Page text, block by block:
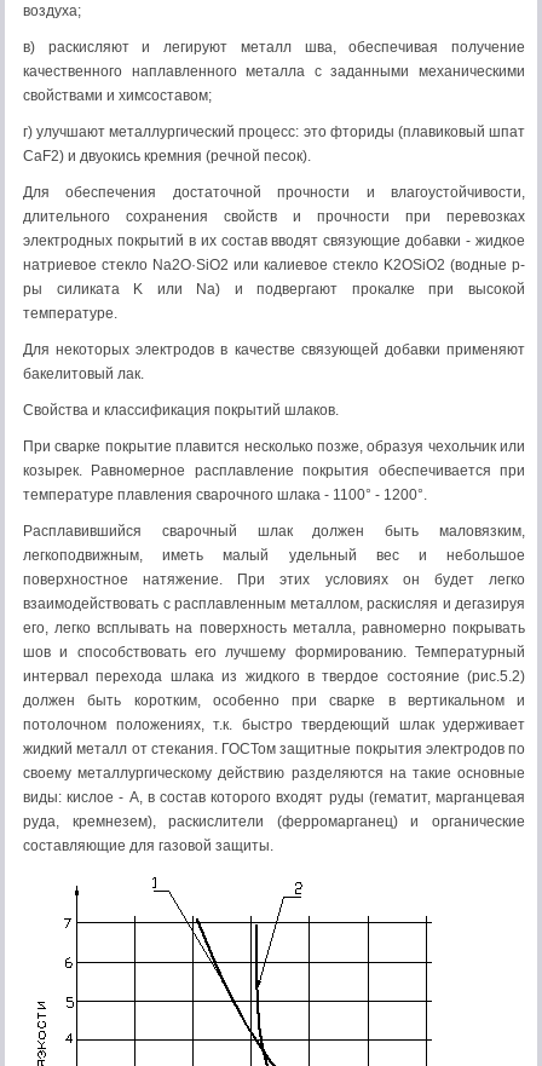
воздуха;
в) раскисляют и легируют металл шва, обеспечивая получение
качественного наплавленного металла с заданными механическими
свойствами и химсоставом;
г) улучшают металлургический процесс: это фториды (плавиковый шпат
CaF2) и двуокись кремния (речной песок).
Для обеспечения достаточной прочности и влагоустойчивости,
длительного сохранения свойств и прочности при перевозках
электродных покрытий в их состав вводят связующие добавки - жидкое
натриевое стекло Na2O·SiО2 или калиевое стекло K2OSiО2 (водные р-
ры силиката K или Na) и подвергают прокалке при высокой
температуре.
Для некоторых электродов в качестве связующей добавки применяют
бакелитовый лак.
Свойства и классификация покрытий шлаков.
При сварке покрытие плавится несколько позже, образуя чехольчик или
козырек. Равномерное расплавление покрытия обеспечивается при
температуре плавления сварочного шлака - 1100° - 1200°.
Расплавившийся сварочный шлак должен быть маловязким,
легкоподвижным, иметь малый удельный вес и небольшое
поверхностное натяжение. При этих условиях он будет легко
взаимодействовать с расплавленным металлом, раскисляя и дегазируя
его, легко всплывать на поверхность металла, равномерно покрывать
шов и способствовать его лучшему формированию. Температурный
интервал перехода шлака из жидкого в твердое состояние (рис.5.2)
должен быть коротким, особенно при сварке в вертикальном и
потолочном положениях, т.к. быстро твердеющий шлак удерживает
жидкий металл от стекания. ГОСТом защитные покрытия электродов по
своему металлургическому действию разделяются на такие основные
виды: кислое - А, в состав которого входят руды (гематит, марганцевая
руда, кремнезем), раскислители (ферромарганец) и органические
составляющие для газовой защиты.